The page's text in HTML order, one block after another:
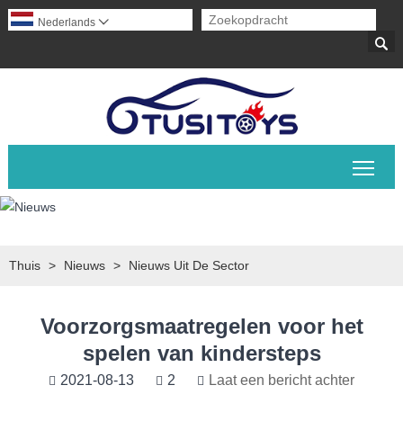

Nederlands 
Thuis > Nieuws > Nieuws Uit De Sector
Voorzorgsmaatregelen voor het
spelen van kindersteps
2021-08-13 2 Laat een bericht achter